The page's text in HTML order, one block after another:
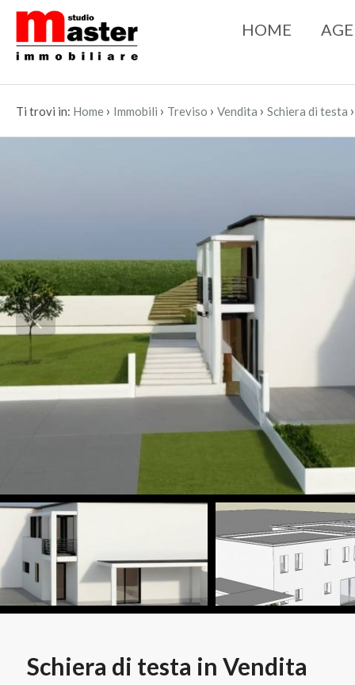
HOME
Ti trovi in: Home › Immobili › Treviso › Vendita › Schiera di testa
Schiera di testa in Vendita